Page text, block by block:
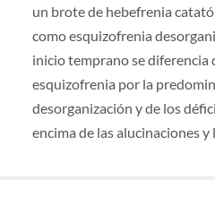
un brote de hebefrenia
como esquizofrenia
inicio temprano se diferencia
esquizofrenia por la
desorganización y de los
encima de las alucinaciones